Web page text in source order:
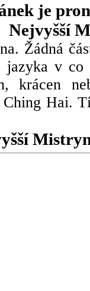
je
Nejvyšší
Žádná
jazyka v
krácen
Hai.